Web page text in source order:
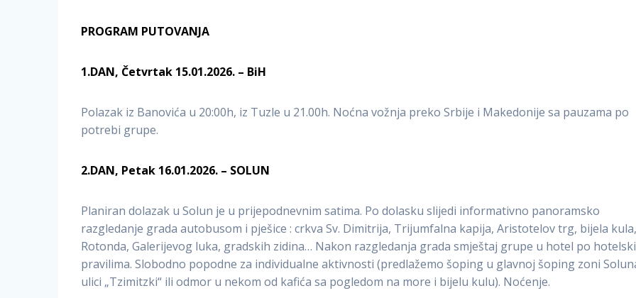
PROGRAM PUTOVANJA
1.DAN, Četvrtak 15.01.2026. – BiH
Polazak iz Banovića u 20:00h, iz Tuzle u 21.00h. Noćna vožnja preko Srbije i Makedonije sa pauzama po
potrebi grupe.
2.DAN, Petak 16.01.2026. – SOLUN
Planiran dolazak u Solun je u prijepodnevnim satima. Po dolasku slijedi informativno panoramsko
razgledanje grada autobusom i pješice : crkva Sv. Dimitrija, Trijumfalna kapija, Aristotelov trg, bijela kula,
Rotonda, Galerijevog luka, gradskih zidina… Nakon razgledanja grada smještaj grupe u hotel po
pravilima. Slobodno popodne za individualne aktivnosti (predlažemo šoping u glavnoj šoping zoni
ulici „Tzimitzki“ ili odmor u nekom od kafića sa pogledom na more i bijelu kulu). Noćenje.